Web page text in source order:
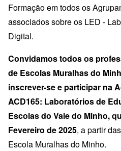
Formação em todos os
associados sobre os LED -
Digital.
Convidamos todos os
de Escolas Muralhas do
inscrever-se e participar na
ACD165: Laboratórios de
Escolas do Vale do Minho,
Fevereiro de 2025, a partir
Escola Muralhas do Minho.